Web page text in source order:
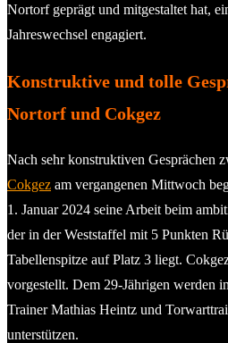
Nortorf geprägt und mitgestaltet hat,
Jahreswechsel engagiert.
Konstruktive und tolle
Nortorf und Cokgez
Nach sehr konstruktiven Gesprächen
Cokgez am vergangenen Mittwoch
1. Januar 2024 seine Arbeit beim
der in der Weststaffel mit 5 Punkten
Tabellenspitze auf Platz 3 liegt.
vorgestellt. Dem 29-Jährigen werden
Trainer Mathias Heintz und
unterstützen.